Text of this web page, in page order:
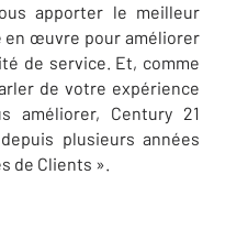
apporter le meilleur
œuvre pour améliorer
de service. Et, comme
de votre expérience
améliorer, Century 21
plusieurs années
de Clients ».